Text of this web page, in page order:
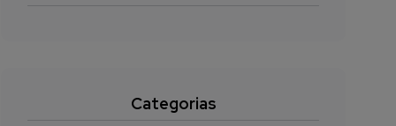
Categorias